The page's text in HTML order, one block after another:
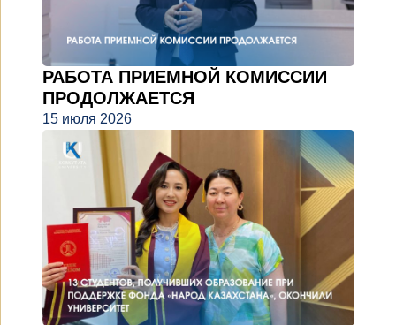
РАБОТА ПРИЕМНОЙ КОМИССИИ
ПРОДОЛЖАЕТСЯ
15 июля 2026